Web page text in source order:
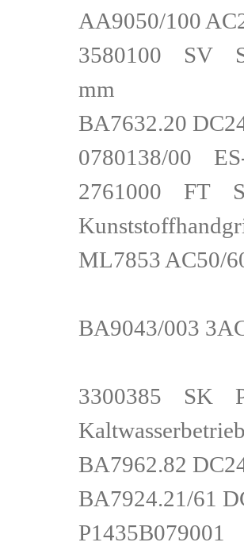
AA9050/100
3580100 SV
mm
BA7632.20
0780138/00
2761000 FT
ML7853 AC50/
BA9043/003
3300385 SK
BA7962.82
BA7924.21/